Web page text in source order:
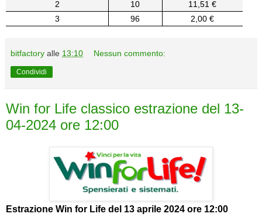
2
10
11,51 €
3
96 2,00 €
bitfactory alle 13:10 Nessun commento:
Condividi
Win for Life classico estrazione del 13-
04-2024 ore 12:00
Estrazione Win for Life del 13 aprile 2024 ore 12:00